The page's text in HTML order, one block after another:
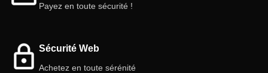
Payez en toute sécurité !
Sécurité Web
Achetez en toute sérénité